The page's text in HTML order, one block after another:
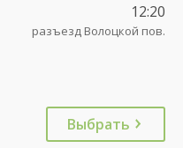
12:20
разъезд Волоцкой пов.
Выбрать